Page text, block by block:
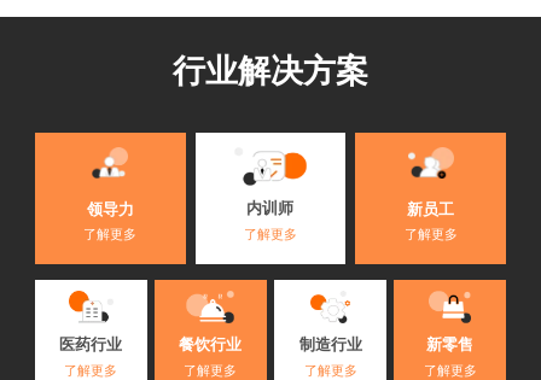
行业解决方案
领导力
了解更多
内训师
了解更多
新员工
了解更多
医药行业
了解更多
餐饮行业
了解更多
制造行业
了解更多
新零售
了解更多